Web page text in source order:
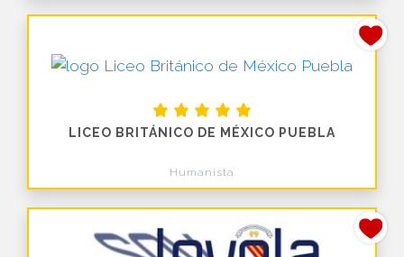
LICEO BRITÁNICO DE MÉXICO PUEBLA
Humanista